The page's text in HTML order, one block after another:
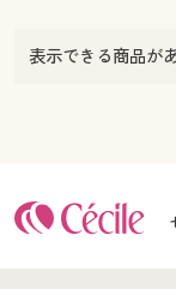
表示できる商品が